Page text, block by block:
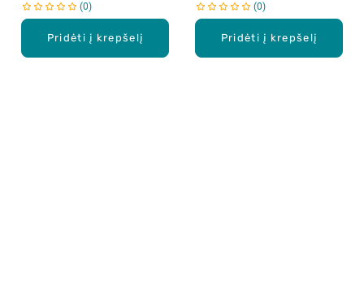
Pridėti į krepšelį
0
Pridėti į krepšelį
0